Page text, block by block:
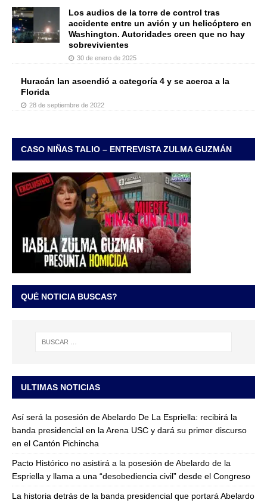
Los audios de la torre de control tras
accidente entre un avión y un helicóptero en
Washington. Autoridades creen que no hay
sobrevivientes
30 de enero de 2025
Huracán Ian ascendió a categoría 4 y se acerca a la
Florida
28 de septiembre de 2022
CASO NIÑAS TALIO – ENTREVISTA ZULMA GUZMÁN
QUÉ NOTICIA BUSCAS?
ULTIMAS NOTICIAS
Así será la posesión de Abelardo De La Espriella: recibirá la
banda presidencial en la Arena USC y dará su primer discurso
en el Cantón Pichincha
Pacto Histórico no asistirá a la posesión de Abelardo de la
Espriella y llama a una “desobediencia civil” desde el Congreso
La historia detrás de la banda presidencial que portará Abelardo